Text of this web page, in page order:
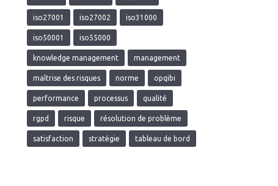
iso27001 iso27002 iso31000
iso50001 iso55000
knowledge management management
maîtrise des risques norme opqibi
performance processus qualité
rgpd risque résolution de problème
satisfaction stratégie tableau de bord